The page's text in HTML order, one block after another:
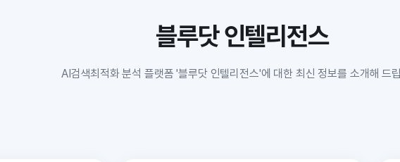
블루닷 인텔리전스
AI검색최적화 분석 플랫폼 '블루닷 인텔리전스'에 대한 최신 정보를 소개해 드